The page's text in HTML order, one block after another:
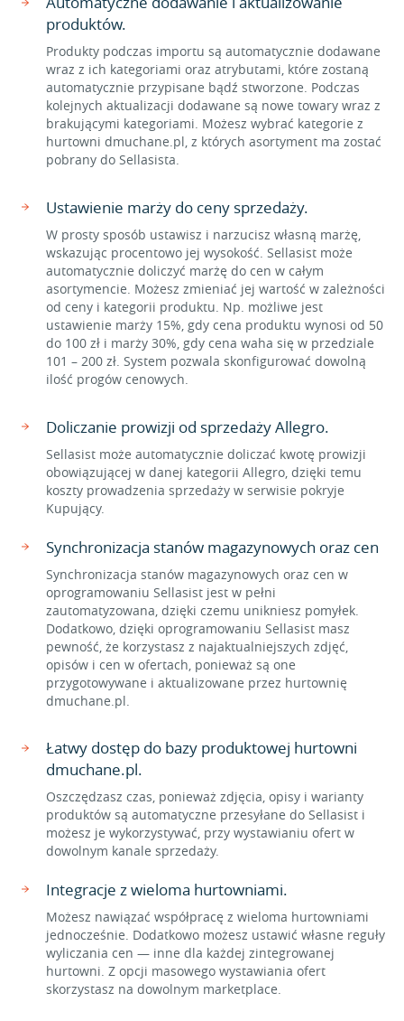
produktów.
Produkty podczas importu są automatycznie dodawane
wraz z ich kategoriami oraz atrybutami, które zostaną
automatycznie przypisane bądź stworzone. Podczas
kolejnych aktualizacji dodawane są nowe towary wraz z
brakującymi kategoriami. Możesz wybrać kategorie z
hurtowni dmuchane.pl, z których asortyment ma zostać
pobrany do Sellasista.
Ustawienie marży do ceny sprzedaży.
W prosty sposób ustawisz i narzucisz własną marżę,
wskazując procentowo jej wysokość. Sellasist może
automatycznie doliczyć marżę do cen w całym
asortymencie. Możesz zmieniać jej wartość w zależności
od ceny i kategorii produktu. Np. możliwe jest
ustawienie marży 15%, gdy cena produktu wynosi od 50
do 100 zł i marży 30%, gdy cena waha się w przedziale
101 – 200 zł. System pozwala skonfigurować dowolną
ilość progów cenowych.
Doliczanie prowizji od sprzedaży Allegro.
Sellasist może automatycznie doliczać kwotę prowizji
obowiązującej w danej kategorii Allegro, dzięki temu
koszty prowadzenia sprzedaży w serwisie pokryje
Kupujący.
Synchronizacja stanów magazynowych oraz cen
Synchronizacja stanów magazynowych oraz cen w
oprogramowaniu Sellasist jest w pełni
zautomatyzowana, dzięki czemu unikniesz pomyłek.
Dodatkowo, dzięki oprogramowaniu Sellasist masz
pewność, że korzystasz z najaktualniejszych zdjęć,
opisów i cen w ofertach, ponieważ są one
przygotowywane i aktualizowane przez hurtownię
dmuchane.pl.
Łatwy dostęp do bazy produktowej hurtowni
dmuchane.pl.
Oszczędzasz czas, ponieważ zdjęcia, opisy i warianty
produktów są automatyczne przesyłane do Sellasist i
możesz je wykorzystywać, przy wystawianiu ofert w
dowolnym kanale sprzedaży.
Integracje z wieloma hurtowniami.
Możesz nawiązać współpracę z wieloma hurtowniami
jednocześnie. Dodatkowo możesz ustawić własne reguły
wyliczania cen — inne dla każdej zintegrowanej
hurtowni. Z opcji masowego wystawiania ofert
skorzystasz na dowolnym marketplace.